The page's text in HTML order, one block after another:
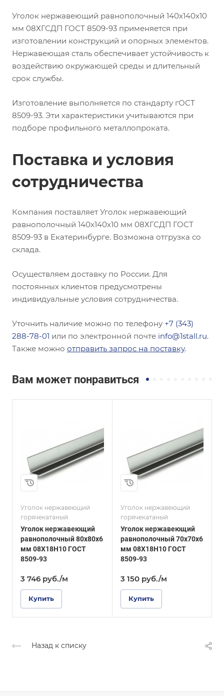
Уголок нержавеющий равнополочный 140х140х10
мм 08ХГСДП ГОСТ 8509-93 применяется при
изготовлении конструкций и опорных элементов.
Нержавеющая сталь обеспечивает устойчивость к
воздействию окружающей среды и длительный
срок службы.
Изготовление выполняется по стандарту гОСТ
8509-93. Эти характеристики учитываются при
подборе профильного металлопроката.
Поставка и условия
сотрудничества
Компания поставляет Уголок нержавеющий
равнополочный 140х140х10 мм 08ХГСДП ГОСТ
8509-93 в Екатеринбурге. Возможна отгрузка со
склада.
Осуществляем доставку по России. Для
постоянных клиентов предусмотрены
индивидуальные условия сотрудничества.
Уточнить наличие можно по телефону +7 (343)
288-78-01 или по электронной почте info@1stall.ru.
Также можно отправить запрос на поставку.
Вам может понравиться
Уголок нержавеющий
горячекатаный
Уголок нержавеющий
равнополочный 80х80х6
мм 08Х18Н10 ГОСТ
8509-93
3 746 руб./м
Купить
Равнополочный
Высота, мм
70
Толщина, мм
6
ГОСТ, ТУ
ГОСТ 8509-93
Поверхность
Зеркальная
Уголок нержавеющий
горячекатаный
Уголок нержавеющий
равнополочный 70х70х6
мм 08Х18Н10 ГОСТ
8509-93
3 150 руб./м
Купить
Неравнополочны
Высота, мм
63
Толщина, мм
08Х18Н10
ГОСТ, ТУ
ГОСТ 8510-86
Поверхность
Зеркальная
Назад к списку